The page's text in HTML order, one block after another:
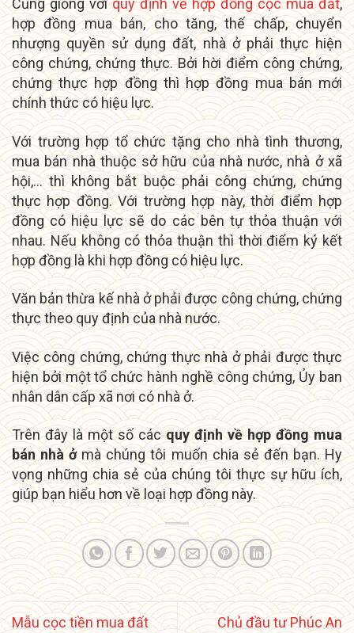
Cũng giống vớiquy định về hợp đồng cọc mua đất,
hợp đồng mua bán, cho tăng, thế chấp, chuyển
nhượng quyền sử dụng đất, nhà ở phải thực hiện
công chứng, chứng thực. Bởi hời điểm công chứng,
chứng thực hợp đồng thì hợp đồng mua bán mới
chính thức có hiệu lực.
Với trường hợp tổ chức tặng cho nhà tình thương,
mua bán nhà thuộc sở hữu của nhà nước, nhà ở xã
hội,… thì không bắt buộc phải công chứng, chứng
thực hợp đồng. Với trường hợp này, thời điểm hợp
đồng có hiệu lực sẽ do các bên tự thỏa thuận với
nhau. Nếu không có thỏa thuận thì thời điểm ký kết
hợp đồng là khi hợp đồng có hiệu lực.
Văn bản thừa kế nhà ở phải được công chứng, chứng
thực theo quy định của nhà nước.
Việc công chứng, chứng thực nhà ở phải được thực
hiện bởi một tổ chức hành nghề công chứng, Ủy ban
nhân dân cấp xã nơi có nhà ở.
Trên đây là một số cácquy định về hợp đồng mua
bán nhà ởmà chúng tôi muốn chia sẻ đến bạn. Hy
vọng những chia sẻ của chúng tôi thực sự hữu ích,
giúp bạn hiểu hơn về loại hợp đồng này.
Mẫu cọc tiền mua đất
Chủ đầu tư Phúc An